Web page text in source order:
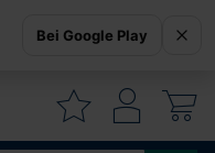
Bei Google Play